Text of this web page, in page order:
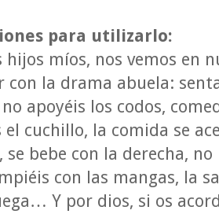
para utilizarlo:
hijos míos, nos vemos en
la drama abuela:
apoyéis los codos,
el cuchillo, la comida se
se bebe con la derecha,
con las mangas, la
Y por dios, si os